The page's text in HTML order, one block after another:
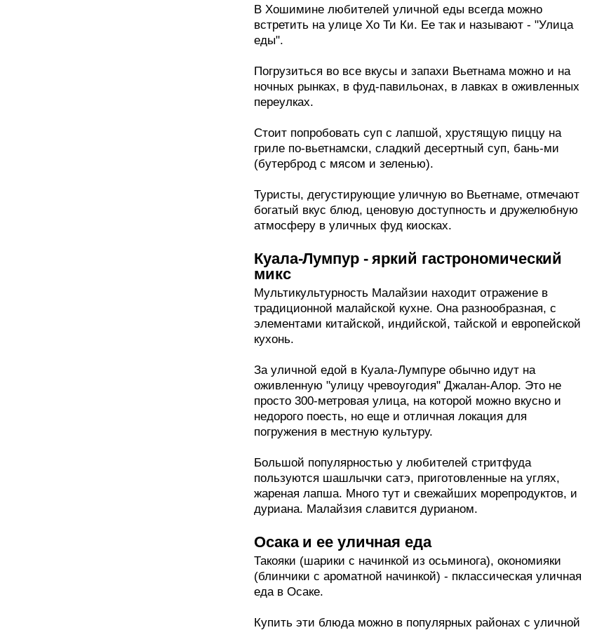
В Хошимине любителей уличной еды всегда можно
встретить на улице Хо Ти Ки. Ее так и называют - "Улица
еды".
Погрузиться во все вкусы и запахи Вьетнама можно и на
ночных рынках, в фуд-павильонах, в лавках в оживленных
переулках.
Стоит попробовать суп с лапшой, хрустящую пиццу на
гриле по-вьетнамски, сладкий десертный суп, бань-ми
(бутерброд с мясом и зеленью).
Туристы, дегустирующие уличную во Вьетнаме, отмечают
богатый вкус блюд, ценовую доступность и дружелюбную
атмосферу в уличных фуд киосках.
Куала-Лумпур - яркий гастрономический
микс
Мультикультурность Малайзии находит отражение в
традиционной малайской кухне. Она разнообразная, с
элементами китайской, индийской, тайской и европейской
кухонь.
За уличной едой в Куала-Лумпуре обычно идут на
оживленную "улицу чревоугодия" Джалан-Алор. Это не
просто 300-метровая улица, на которой можно вкусно и
недорого поесть, но еще и отличная локация для
погружения в местную культуру.
Большой популярностью у любителей стритфуда
пользуются шашлычки сатэ, приготовленные на углях,
жареная лапша. Много тут и свежайших морепродуктов, и
дуриана. Малайзия славится дурианом.
Осака и ее уличная еда
Такояки (шарики с начинкой из осьминога), окономияки
(блинчики с ароматной начинкой) - пклассическая уличная
еда в Осаке.
Купить эти блюда можно в популярных районах с уличной